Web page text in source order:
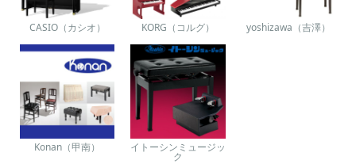
CASIO（カシオ） KORG（コルグ） yoshizawa（吉澤）
Konan（甲南） イトーシンミュージッ
ク